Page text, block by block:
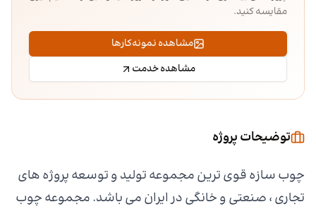
مقایسه کنید.
مشاهده نمونه‌کارها
مشاهده خدمت
توضیحات پروژه
چوب سازه قوی ترین مجموعه تولید و توسعه پروژه های
تجاری ، صنعتی و خانگی در ایران می باشد. مجموعه چوب